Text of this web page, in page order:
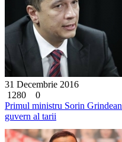
31 Decembrie 2016
1280
0
Primul ministru Sorin
guvern al tarii